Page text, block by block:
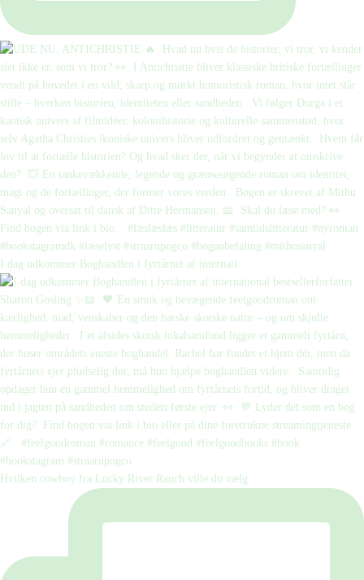
I dag udkommer Boghandlen i fyrtårnet af internati
Hvilken cowboy fra Lucky River Ranch ville du vælg